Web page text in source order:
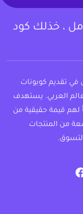
، خذلك كود
تقديم كوبونات
العربي. يستهدف
لهم قيمة حقيقية من
من المنتجات